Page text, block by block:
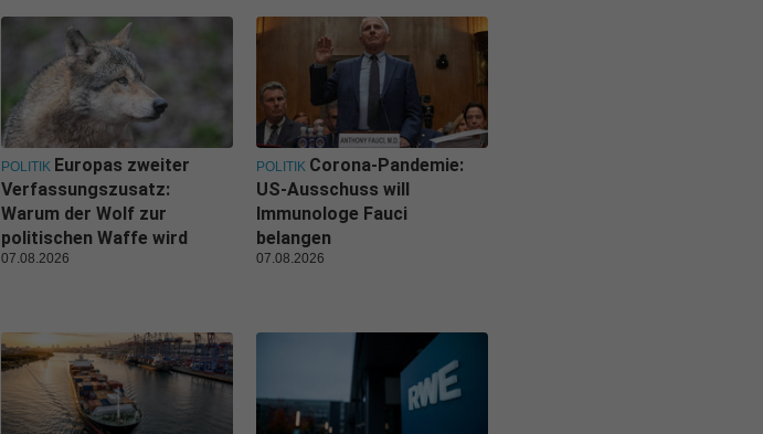
POLITIK Europas zweiter
Verfassungszusatz:
Warum der Wolf zur
politischen Waffe wird
07.08.2026
POLITIK Corona-Pandemie:
US-Ausschuss will
Immunologe Fauci
belangen
07.08.2026